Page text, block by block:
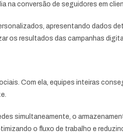
na conversão de seguidores em
apresentando dados
os resultados das campanhas
Com ela, equipes inteiras
simultaneamente, o
o fluxo de trabalho e